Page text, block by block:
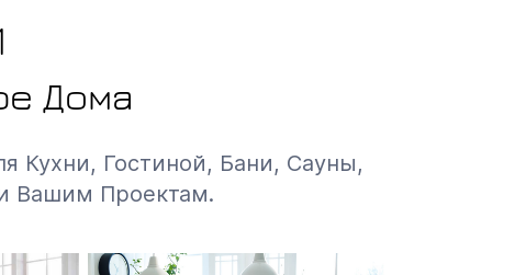
Дома
Кухни, Гостиной, Бани, Сауны,
Вашим Проектам.